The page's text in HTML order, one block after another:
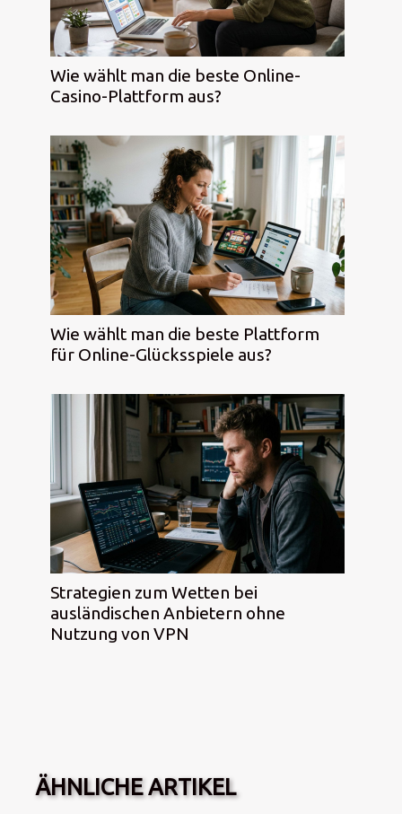
Wie wählt man die beste Online-
Casino-Plattform aus?
Wie wählt man die beste Plattform
für Online-Glücksspiele aus?
Strategien zum Wetten bei
ausländischen Anbietern ohne
Nutzung von VPN
ÄHNLICHE ARTIKEL